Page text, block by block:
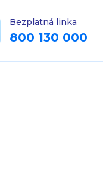
Bezplatná linka
800 130 000